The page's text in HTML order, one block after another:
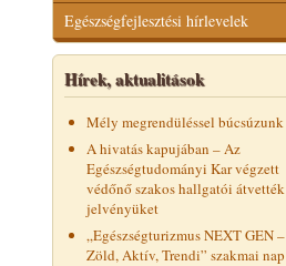
Egészségfejlesztési hírlevelek
Hírek, aktualitások
Mély megrendüléssel búcsúzunk
A hivatás kapujában – Az
Egészségtudományi Kar végzett
védőnő szakos hallgatói átvették
jelvényüket
„Egészségturizmus NEXT GEN –
Zöld, Aktív, Trendi” szakmai nap